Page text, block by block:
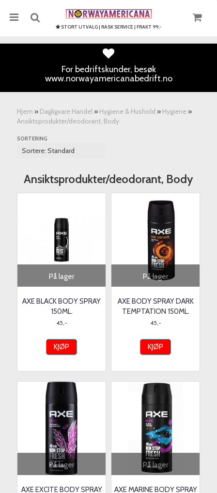
STORT UTVALG | RASK SERVICE | FRAKT 99,-
For bedriftskunder, besøk
www.norwayamericanabedrift.no
Hjem » Dagligvare Handel » Hygiene & Hushold » Hygiene »
Ansiktsprodukter/deodorant, Body
SORTERING
Ansiktsprodukter/deodorant, Body
På lager
AXE BLACK BODY SPRAY
150ML.
45,-
KJØP
På lager
AXE BODY SPRAY DARK
TEMPTATION 150ML.
45,-
KJØP
På lager
AXE EXCITE BODY SPRAY
På lager
AXE MARINE BODY SPRAY